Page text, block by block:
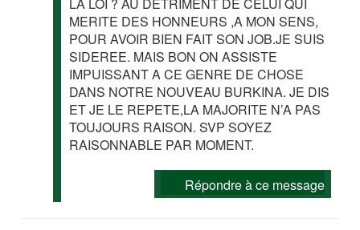
MERITE DES HONNEURS ,A MON SENS,
POUR AVOIR BIEN FAIT SON JOB.JE SUIS
SIDEREE. MAIS BON ON ASSISTE
IMPUISSANT A CE GENRE DE CHOSE
DANS NOTRE NOUVEAU BURKINA. JE DIS
ET JE LE REPETE,LA MAJORITE N’A PAS
TOUJOURS RAISON. SVP SOYEZ
RAISONNABLE PAR MOMENT.
Répondre à ce message